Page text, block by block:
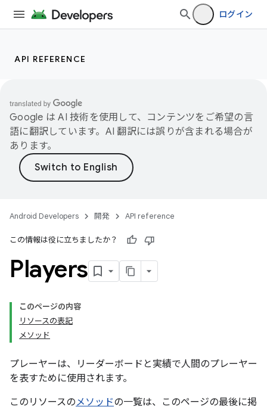
ログイン
API REFERENCE
Google は AI 技術を使用して、コンテンツをご希望の言
語に翻訳しています。AI 翻訳には誤りが含まれる場合が
あります。
Android Developers 開発 API reference
この情報は役に立ちましたか？
Players
このページの内容
リソースの表記
メソッド
プレーヤーは、リーダーボードと実績で人間のプレーヤー
を表すために使用されます。
このリソースのメソッドの一覧は、このページの最後に掲